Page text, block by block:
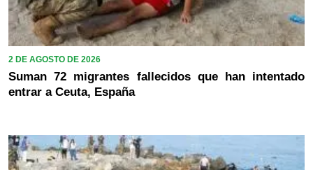
2 DE AGOSTO DE 2026
Suman 72 migrantes fallecidos que han intentado
entrar a Ceuta, España